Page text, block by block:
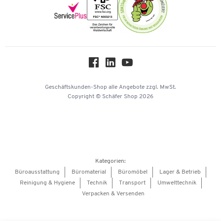
Geschäftskunden-Shop alle Angebote zzgl. MwSt.
Copyright © Schäfer Shop 2026
Kategorien:
Büroausstattung
Büromaterial Büromöbel
Lager & Betrieb
Reinigung & Hygiene
Technik Transport
Umwelttechnik
Verpacken & Versenden